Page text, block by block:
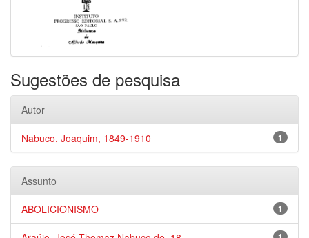
Sugestões de pesquisa
Autor
1
Nabuco, Joaquim, 1849-1910
Assunto
1
ABOLICIONISMO